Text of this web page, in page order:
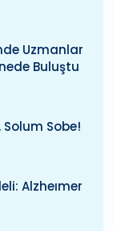
Uzmanlar
Buluştu
Solum Sobe!
Alzheımer